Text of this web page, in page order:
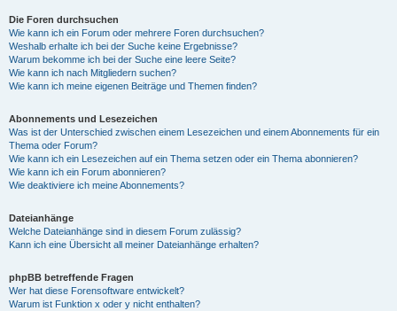
Die Foren durchsuchen
Wie kann ich ein Forum oder mehrere Foren durchsuchen?
Weshalb erhalte ich bei der Suche keine Ergebnisse?
Warum bekomme ich bei der Suche eine leere Seite?
Wie kann ich nach Mitgliedern suchen?
Wie kann ich meine eigenen Beiträge und Themen finden?
Abonnements und Lesezeichen
Was ist der Unterschied zwischen einem Lesezeichen und einem Abonnements für ein
Thema oder Forum?
Wie kann ich ein Lesezeichen auf ein Thema setzen oder ein Thema abonnieren?
Wie kann ich ein Forum abonnieren?
Wie deaktiviere ich meine Abonnements?
Dateianhänge
Welche Dateianhänge sind in diesem Forum zulässig?
Kann ich eine Übersicht all meiner Dateianhänge erhalten?
phpBB betreffende Fragen
Wer hat diese Forensoftware entwickelt?
Warum ist Funktion x oder y nicht enthalten?